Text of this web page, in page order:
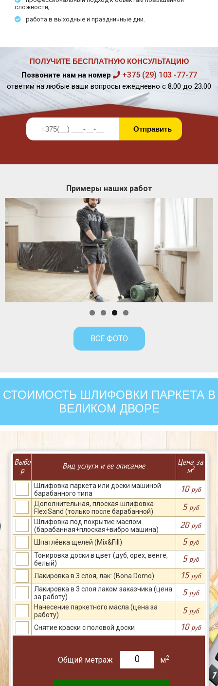
сложности;
работа в выходные и праздничные дни.
ПОЛУЧИТЕ БЕСПЛАТНУЮ КОНСУЛЬТАЦИЮ
Позвоните нам на номер +375 (29) 103 -77-77
ответим на любые ваши вопросы ежедневно с 8.00 до 23.00
Примеры наших работ
ВСЕ ФОТО
СТОИМОСТЬ ШЛИФОВКИ ПАРКЕТА В
ВЕЛИКОМ ДВОРЕ
Выбо
р
Вид услуги и ее описание
Цена за
м2
Шлифовка паркета или доски машиной
барабанного типа
10 руб
Дополнительная, плоская шлифовка
FlexiSand (только после барабанной)
5 руб
Шлифовка под покрытие маслом
(барабанная+плоская+вибро машина)
20 руб
Шпатлёвка щелей (Mix&Fill) 5 руб
Тонировка доски в цвет (дуб, орех, венге,
белый)
5 руб
Лакировка в 3 слоя, лак: (Bona Domo) 15 руб
Лакировка в 3 слоя лаком заказчика (цена
за работу)
5 руб
Нанесение паркетного масла (цена за
работу)
5 руб
Снятие краски с половой доски 10 руб
Общий метраж м2